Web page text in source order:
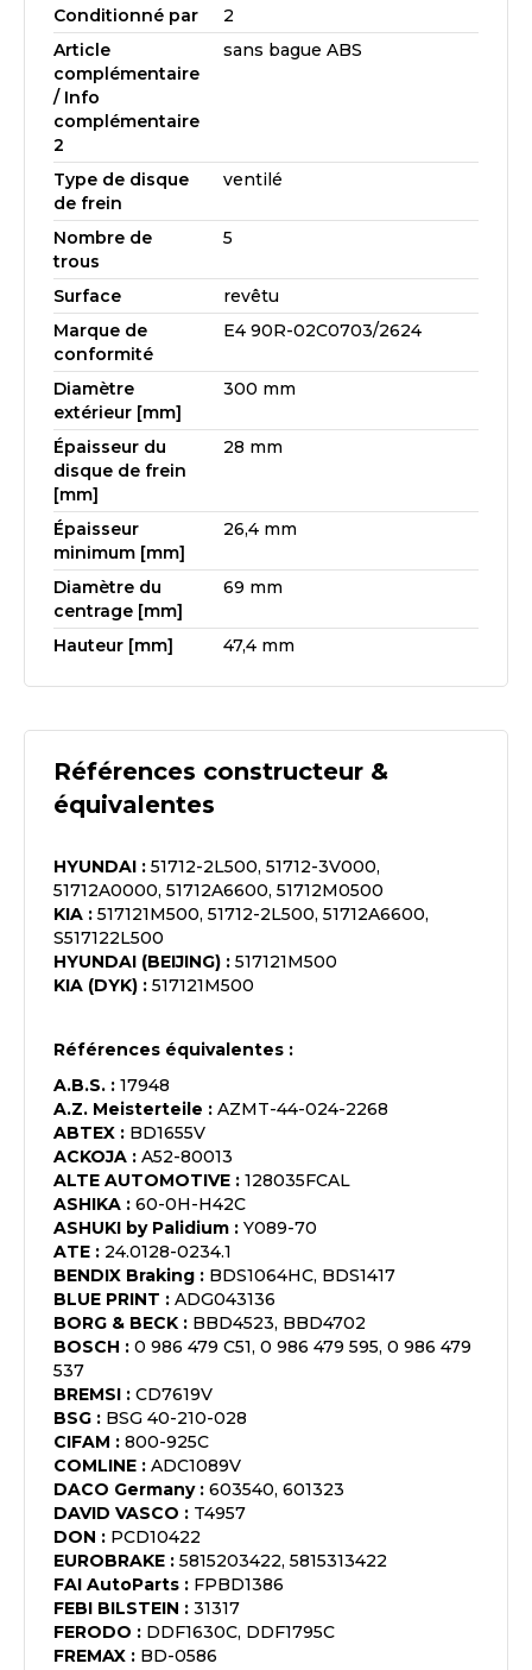
Conditionné par
2
Article
complémentaire
/ Info
complémentaire
2
sans bague ABS
Type de disque
de frein
ventilé
Nombre de
trous
5
Surface
revêtu
Marque de
conformité
E4 90R-02C0703/2624
Diamètre
extérieur [mm]
300 mm
Épaisseur du
disque de frein
[mm]
28 mm
Épaisseur
minimum [mm]
26,4 mm
Diamètre du
centrage [mm]
69 mm
Hauteur [mm] 47,4 mm
Références constructeur &
équivalentes
HYUNDAI : 51712-2L500, 51712-3V000,
51712A0000, 51712A6600, 51712M0500
KIA : 517121M500, 51712-2L500, 51712A6600,
S517122L500
HYUNDAI (BEIJING) : 517121M500
KIA (DYK) : 517121M500
Références équivalentes :
A.B.S. : 17948
A.Z. Meisterteile : AZMT-44-024-2268
ABTEX : BD1655V
ACKOJA : A52-80013
ALTE AUTOMOTIVE : 128035FCAL
ASHIKA : 60-0H-H42C
ASHUKI by Palidium : Y089-70
ATE : 24.0128-0234.1
BENDIX Braking : BDS1064HC, BDS1417
BLUE PRINT : ADG043136
BORG & BECK : BBD4523, BBD4702
BOSCH : 0 986 479 C51, 0 986 479 595, 0 986 479
537
BREMSI : CD7619V
BSG : BSG 40-210-028
CIFAM : 800-925C
COMLINE : ADC1089V
DACO Germany: 603540, 601323
DAVID VASCO : T4957
DON : PCD10422
EUROBRAKE : 5815203422, 5815313422
FAI AutoParts : FPBD1386
FEBI BILSTEIN : 31317
FERODO : DDF1630C, DDF1795C
FREMAX : BD-0586